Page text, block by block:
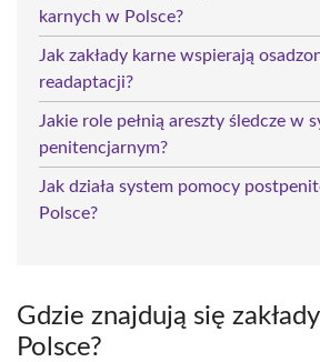
karnych w Polsce?
Jak zakłady karne wspierają
readaptacji?
Jakie role pełnią areszty śledcze w
penitencjarnym?
Jak działa system pomocy
Polsce?
Gdzie znajdują się
Polsce?